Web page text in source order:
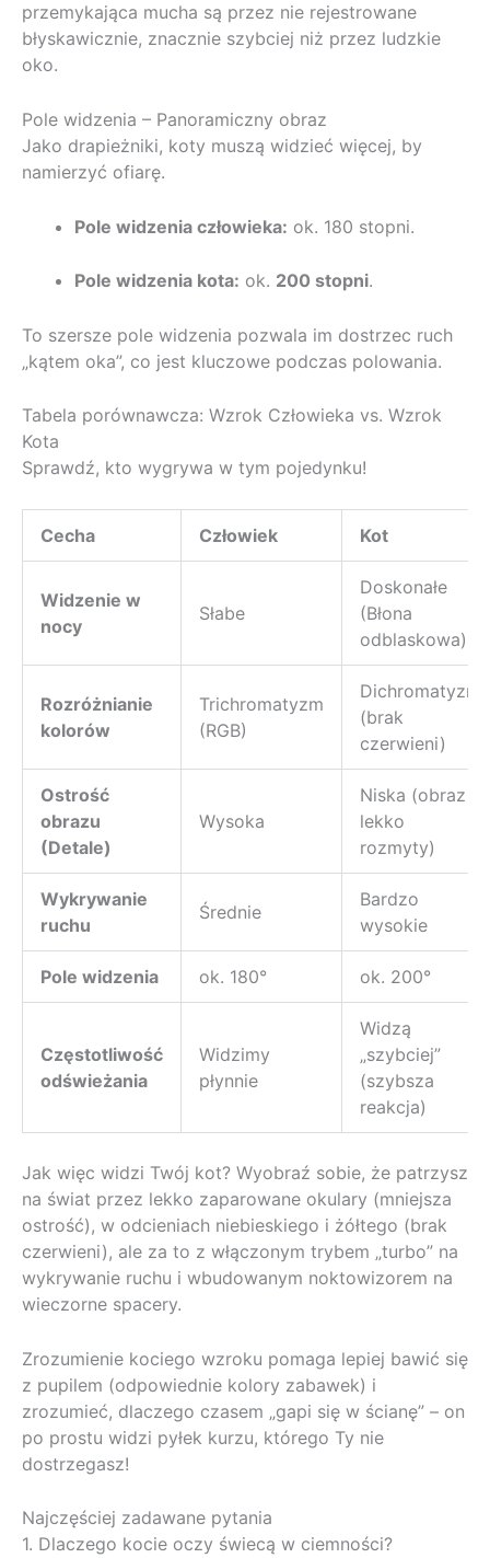
przemykająca mucha są przez nie rejestrowane
błyskawicznie, znacznie szybciej niż przez ludzkie
oko.
Pole widzenia – Panoramiczny obraz
Jako drapieżniki, koty muszą widzieć więcej, by
namierzyć ofiarę.
Pole widzenia człowieka: ok. 180 stopni.
Pole widzenia kota: ok. 200 stopni.
To szersze pole widzenia pozwala im dostrzec ruch
„kątem oka”, co jest kluczowe podczas polowania.
Tabela porównawcza: Wzrok Człowieka vs. Wzrok
Kota
Sprawdź, kto wygrywa w tym pojedynku!
Cecha Człowiek Kot
Widzenie w
nocy
Słabe
Doskonałe
(Błona
odblaskowa)
Rozróżnianie
kolorów
Trichromatyzm
(RGB)
Dichromatyzm
(brak
czerwieni)
Ostrość
obrazu
(Detale)
Wysoka
Niska (obraz
lekko
rozmyty)
Wykrywanie
ruchu
Średnie
Bardzo
wysokie
Pole widzenia ok. 180° ok. 200°
Częstotliwość
odświeżania
Widzimy
płynnie
Widzą
„szybciej”
(szybsza
reakcja)
Jak więc widzi Twój kot? Wyobraź sobie, że patrzysz
na świat przez lekko zaparowane okulary (mniejsza
ostrość), w odcieniach niebieskiego i żółtego (brak
czerwieni), ale za to z włączonym trybem „turbo” na
wykrywanie ruchu i wbudowanym noktowizorem na
wieczorne spacery.
Zrozumienie kociego wzroku pomaga lepiej bawić się
z pupilem (odpowiednie kolory zabawek) i
zrozumieć, dlaczego czasem „gapi się w ścianę” – on
po prostu widzi pyłek kurzu, którego Ty nie
dostrzegasz!
Najczęściej zadawane pytania
1. Dlaczego kocie oczy świecą w ciemności?